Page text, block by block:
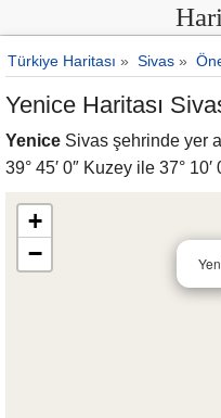
Türkiye Haritası » Sivas »
Yenice Haritası
Yenice Sivas şehrinde yer
39° 45′ 0″ Kuzey ile 37°
+
−